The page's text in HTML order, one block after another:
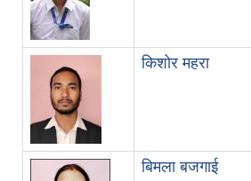
किशोर महरा
बिमला बजगाई